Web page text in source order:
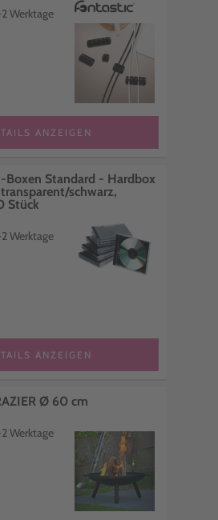
Werktage
ANZEIGEN
Boxen Standard - Hardbox
schwarz,
Stück
Werktage
ANZEIGEN
Ø 60 cm
Werktage